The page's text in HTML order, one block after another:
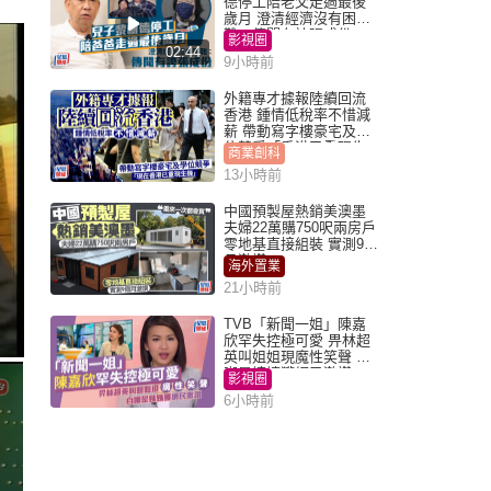
02:44
歲月 澄清經濟沒有困
難：傳聞有誇張成份
影視圈
9小時前
外籍專才據報陸續回流
香港 鍾情低稅率不惜減
薪 帶動寫字樓豪宅及學
位競爭「香港已重現生
機」
商業創科
13小時前
中國預製屋熱銷美澳墨
夫婦22萬購750呎兩房戶
零地基直接組裝 實測9個
月激讚
海外置業
21小時前
TVB「新聞一姐」陳嘉
欣罕失控極可愛 畀林超
英叫姐姐現魔性笑聲 自
嘲是姨姨獲網民激讚
影視圈
6小時前